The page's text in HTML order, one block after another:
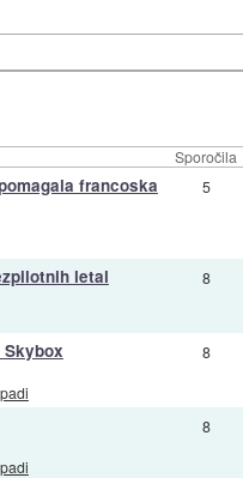
Sporočila
francoska 5
letal 8
8
8